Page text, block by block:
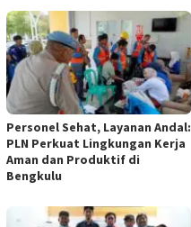
Personel Sehat, Layanan Andal:
PLN Perkuat Lingkungan Kerja
Aman dan Produktif di
Bengkulu